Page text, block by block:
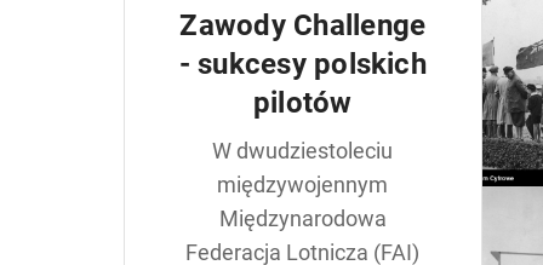
Zawody Challenge
- sukcesy polskich
pilotów
W dwudziestoleciu
międzywojennym
Międzynarodowa
Federacja Lotnicza (FAI)